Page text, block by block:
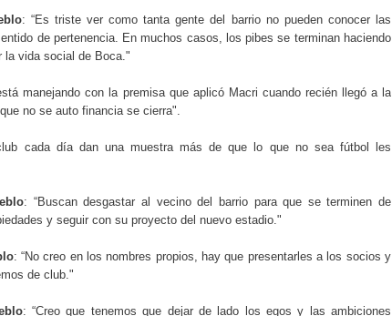
: “Es triste ver como tanta gente del barrio no pueden conocer las
de pertenencia. En muchos casos, los pibes se terminan haciendo
la vida social de Boca."
manejando con la premisa que aplicó Macri cuando recién llegó a la
no se auto financia se cierra".
cada día dan una muestra más de que lo que no sea fútbol les
: “Buscan desgastar al vecino del barrio para que se terminen de
y seguir con su proyecto del nuevo estadio."
: “No creo en los nombres propios, hay que presentarles a los socios y
de club."
: “Creo que tenemos que dejar de lado los egos y las ambiciones